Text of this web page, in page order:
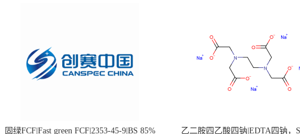
固绿FCF|Fast green FCF|2353-45-9|BS 85%
乙二胺四乙酸四钠|EDTA四钠，